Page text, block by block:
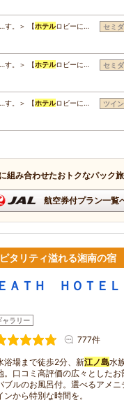
…す。＞ 【ホテルロビーに… セミ
…す。＞ 【ホテルロビーに… セミ
…す。＞ 【ホテルロビーに… ツイン
組み合わせたおトクなパック
航空券付プラン一覧
タリティ溢れる湘南の宿
ＡＴＨ ＨＯＴＥＬ
ャラリー
777件
浴場まで徒歩2分、新江ノ島水
。口コミ高評価の広々としたお
ブルのお風呂付。選べるアメ
ンから特別な時間を。